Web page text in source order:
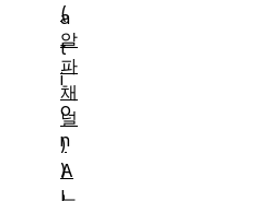
a
t
i
o
n
)
(
알
파
채
널
)
A
L